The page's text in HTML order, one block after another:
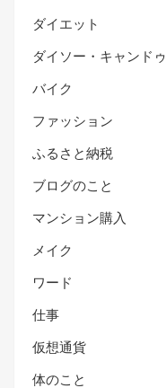
ダイエット
ダイソー・キャンドゥ
バイク
ファッション
ふるさと納税
ブログのこと
マンション購入
メイク
ワード
仕事
仮想通貨
体のこと